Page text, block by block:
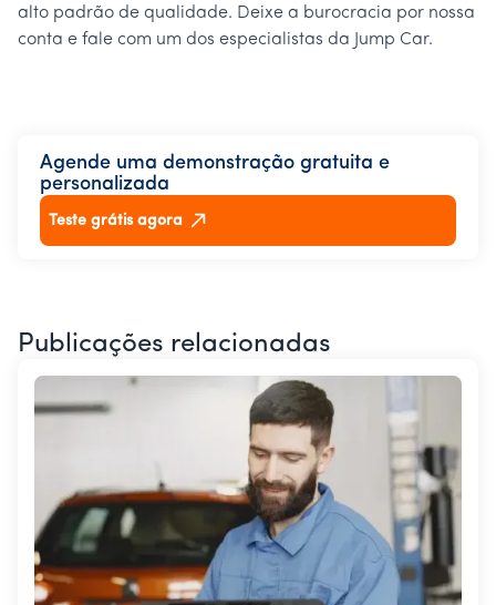
alto padrão de qualidade. Deixe a burocracia por nossa
conta e fale com um dos especialistas da Jump Car.
Agende uma demonstração gratuita e
personalizada
Teste grátis agora
Publicações relacionadas